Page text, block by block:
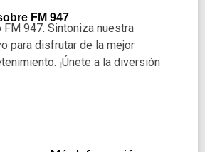
FM 947
FM 947. Sintoniza nuestra
para disfrutar de la mejor
¡Únete a la diversión